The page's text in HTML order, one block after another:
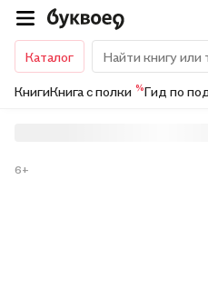
Каталог
КнигиКнига с полки %Гид по
6+